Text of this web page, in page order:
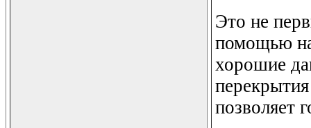
Это не
помощью
хорошие
позволяет